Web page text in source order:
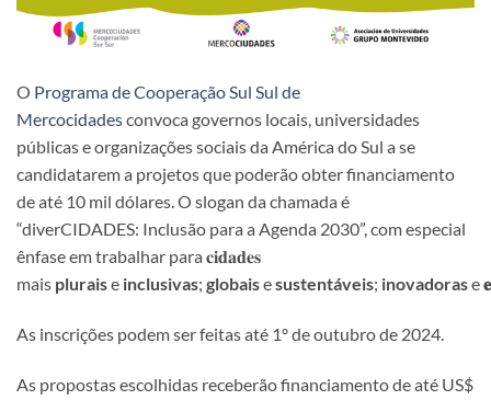
O Programa de Cooperação Sul Sul de
Mercocidadesconvoca governos locais, universidades
públicas e organizações sociais da América do Sul a se
candidatarem a projetos que poderão obter financiamento
de até 10 mil dólares. O slogan da chamada é
“diverCIDADES: Inclusão para a Agenda 2030”, com especial
ênfase em trabalhar para 𝐜𝐢𝐝𝐚𝐝𝐞𝐬
mais pluraise inclusivas; globaisesustentáveis; inovadorase
As inscrições podem ser feitas até 1º de outubro de 2024.
As propostas escolhidas receberão financiamento de até US$